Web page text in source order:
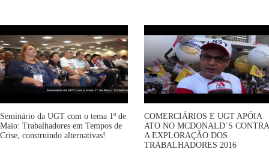
Seminário da UGT com o tema 1º de
Maio: Trabalhadores em Tempos de
Crise, construindo alternativas!
COMERCIÁRIOS E UGT APÓIA
ATO NO MCDONALD´S CONTRA
A EXPLORAÇÃO DOS
TRABALHADORES 2016